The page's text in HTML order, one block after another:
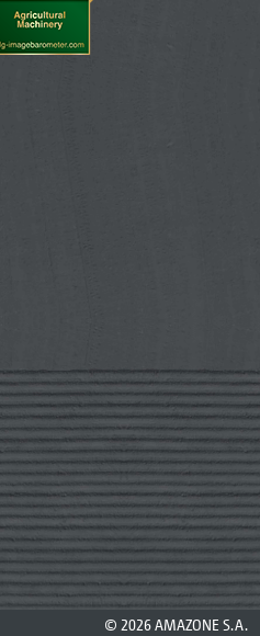
© 2026 AMAZONE S.A.